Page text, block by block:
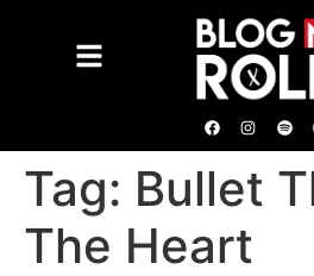
Tag: Bullet
The Heart